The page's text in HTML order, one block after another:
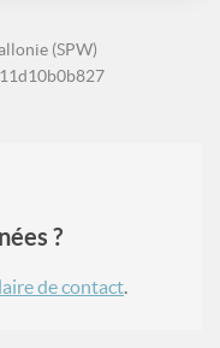
(SPW)
?
de contact.